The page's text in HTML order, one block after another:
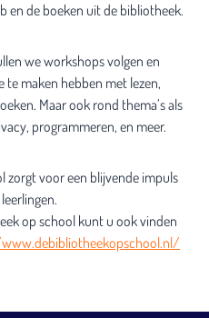
en de boeken uit de bibliotheek.
we workshops volgen en
te maken hebben met lezen,
Maar ook rond thema’s als
programmeren, en meer.
zorgt voor een blijvende impuls
op school kunt u ook vinden